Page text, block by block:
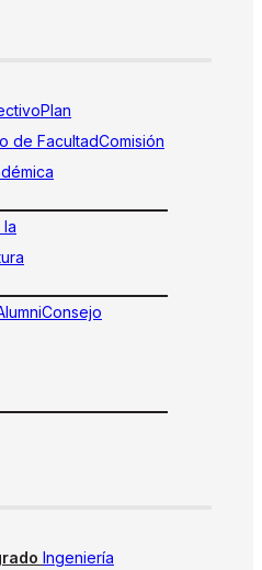
Plan
de FacultadComisión
Consejo
Ingeniería